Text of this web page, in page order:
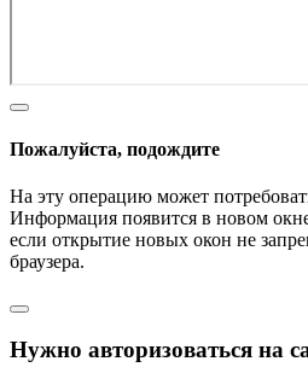
Пожалуйста, подождите
На эту операцию может
Информация появится в новом
если открытие новых окон не
браузера.
Нужно авторизоваться на